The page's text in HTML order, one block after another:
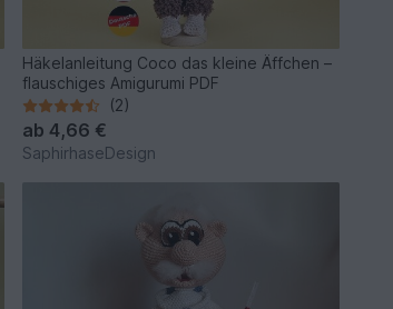
Häkelanleitung Coco das kleine Äffchen –
flauschiges Amigurumi PDF
(2)
ab4,66 €
SaphirhaseDesign